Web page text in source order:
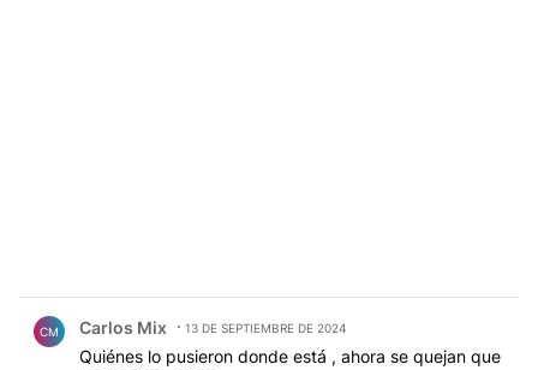
CM Carlos Mix 13 DE SEPTIEMBRE DE 2024
Quiénes lo pusieron donde está , ahora se quejan que